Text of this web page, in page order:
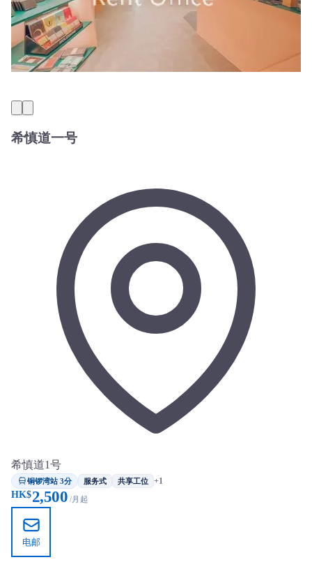
希慎道一号
希慎道1号
铜锣湾站 3分 服务式 共享工位 +1
HK$2,500 /月起
电邮